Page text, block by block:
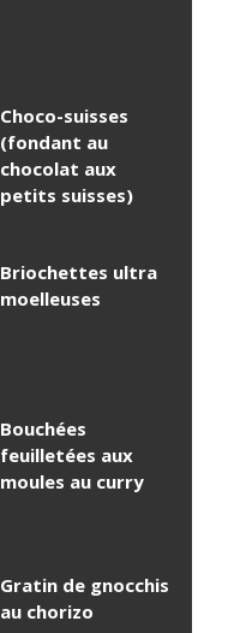
Choco-suisses
(fondant au
chocolat aux
petits suisses)
Briochettes ultra
moelleuses
Bouchées
feuilletées aux
moules au curry
Gratin de gnocchis
au chorizo